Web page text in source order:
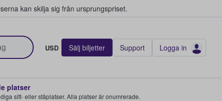
kan skilja sig från ursprungspriset.
USD Sälj biljetter Support Logga in
platser
sitt- eller ståplatser. Alla platser är onumrerade.